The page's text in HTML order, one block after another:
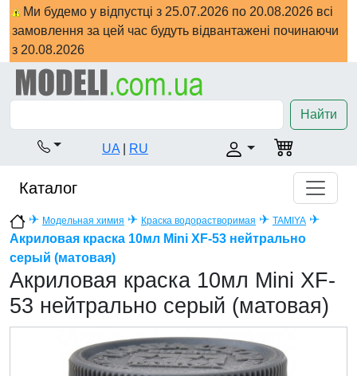
Ми будемо у відпустці з 25.07.2026 по 20.08.2026 всі
замовлення за цей час будуть відвантажені починаючи
з 20.08.2026
Найти
UA RU
Каталог
✈ Модельная химия ✈ Краска водорастворимая ✈ TAMIYA ✈
Акриловая краска 10мл Mini XF-53 нейтрально
серый (матовая)
Акриловая краска 10мл Mini XF-
53 нейтрально серый (матовая)